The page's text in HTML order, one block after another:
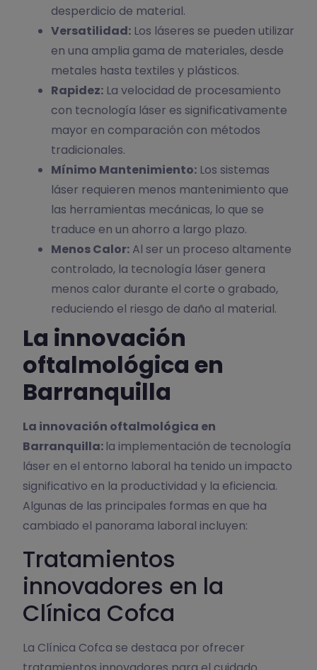
desperdicio de material.
Versatilidad: Los láseres se pueden utilizar
en una amplia gama de materiales, desde
metales hasta textiles y plásticos.
Rapidez: La velocidad de procesamiento
con tecnología láser es significativamente
mayor en comparación con métodos
tradicionales.
Mínimo Mantenimiento: Los sistemas
láser requieren menos mantenimiento que
las herramientas mecánicas, lo que se
traduce en un ahorro a largo plazo.
Menos Calor: Al ser un proceso altamente
controlado, la tecnología láser genera
menos calor durante el corte o grabado,
reduciendo el riesgo de daño al material.
La innovación
oftalmológica en
Barranquilla
La innovación oftalmológica en
Barranquilla:la implementación de tecnología
láser en el entorno laboral ha tenido un impacto
significativo en la productividad y la eficiencia.
Algunas de las principales formas en que ha
cambiado el panorama laboral incluyen:
Tratamientos
innovadores en la
Clínica Cofca
La Clínica Cofca se destaca por ofrecer